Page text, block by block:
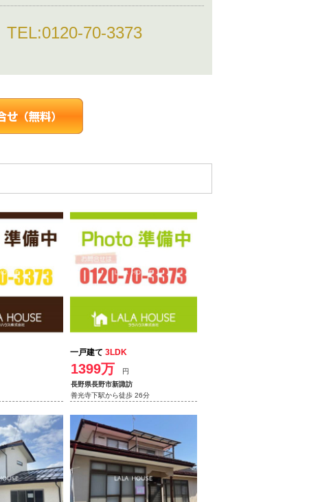
TEL:0120-70-3373
一戸建て 3LDK
1399万
円
長野県長野市新諏訪
善光寺下駅から徒歩 26分